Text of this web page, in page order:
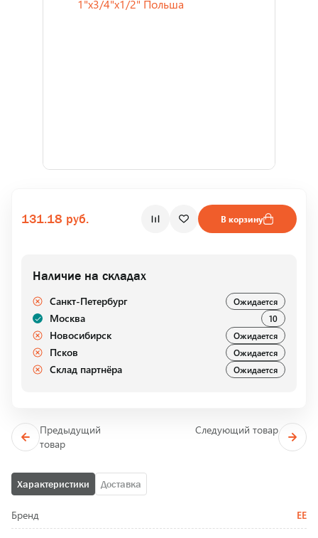
Характеристики Доставка
Бренд EE
131.18 руб. В корзину
Наличие на складах
Санкт-Петербург Ожидается
Москва 10
Новосибирск Ожидается
Псков Ожидается
Склад партнёра Ожидается
Предыдущий
товар
Следующий товар